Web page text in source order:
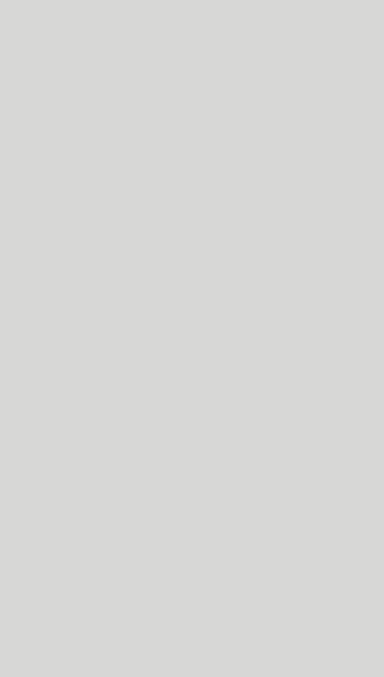
[Mo5] Deux inédits du
[GK] Le beat'em up The
[GK] Endless Legend 2 :
[LS] [PS5] Premiers